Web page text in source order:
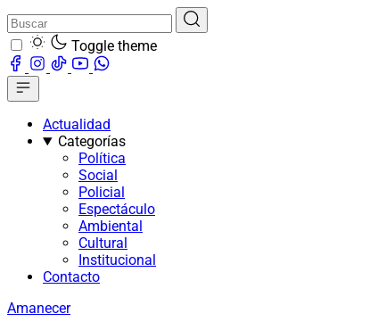
Toggle theme
Actualidad
Categorías
Política
Social
Policial
Espectáculo
Ambiental
Cultural
Institucional
Contacto
Amanecer